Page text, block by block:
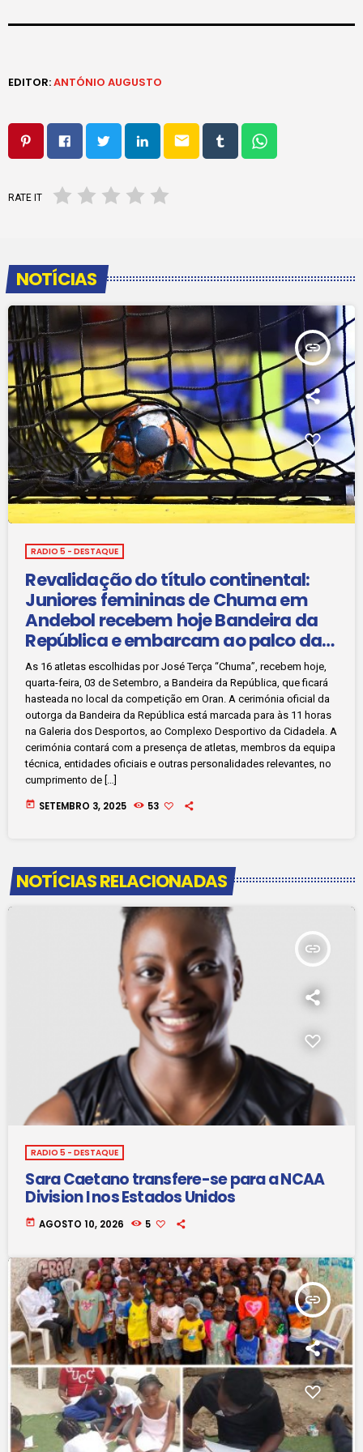
EDITOR:ANTÓNIO AUGUSTO
email
RATE IT
NOTÍCIAS
insert_link
RADIO 5 - DESTAQUE
Revalidação do título continental:
Juniores femininas de Chuma em
Andebol recebem hoje Bandeira da
República e embarcam ao palco da
competição
As 16 atletas escolhidas por José Terça “Chuma”, recebem hoje,
quarta-feira, 03 de Setembro, a Bandeira da República, que ficará
hasteada no local da competição em Oran. A cerimónia oficial da
outorga da Bandeira da República está marcada para às 11 horas
na Galeria dos Desportos, ao Complexo Desportivo da Cidadela. A
cerimónia contará com a presença de atletas, membros da equipa
técnica, entidades oficiais e outras personalidades relevantes, no
cumprimento de […]
today SETEMBRO 3, 2025 53
NOTÍCIAS RELACIONADAS
insert_link
RADIO 5 - DESTAQUE
Sara Caetano transfere-se para a NCAA
Division I nos Estados Unidos
today AGOSTO 10, 2026 5
insert_link